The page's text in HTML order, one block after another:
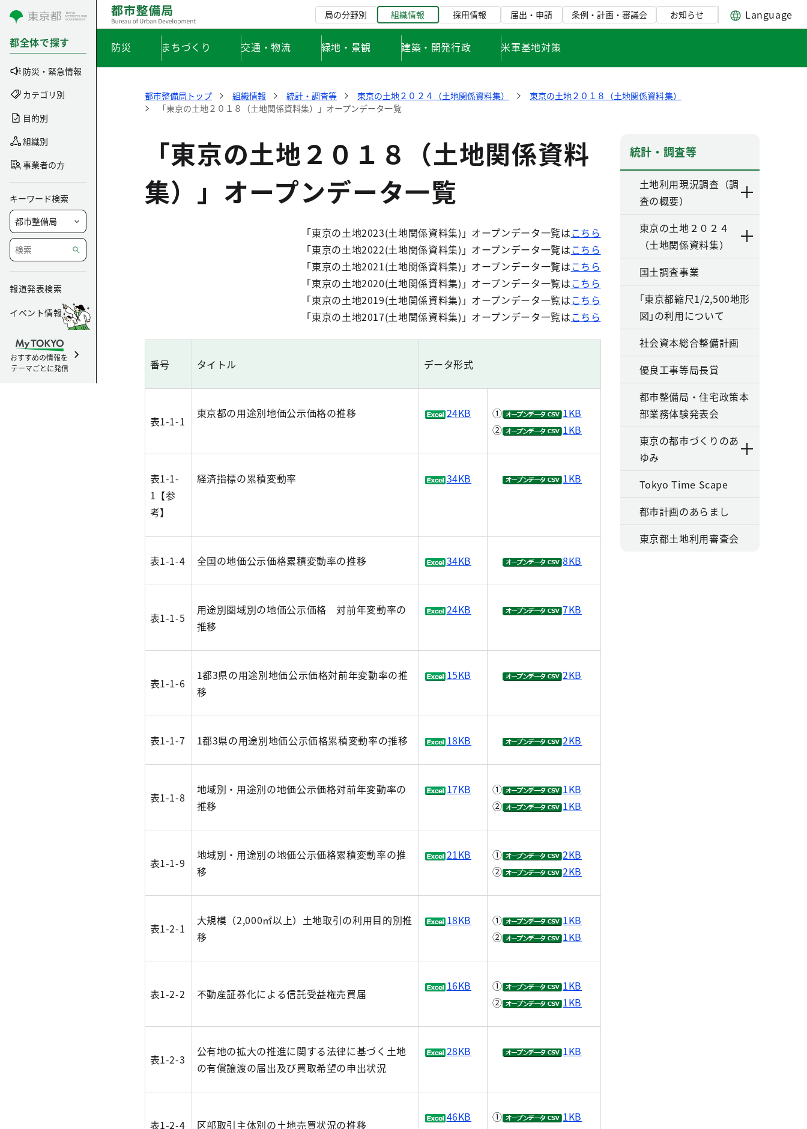
コンテンツにスキップ
都全体で探す
防災・緊急情報
カテゴリ別
目的別
組織別
事業者の方
キーワード検索
報道発表検索
イベント情報
おすすめの情報を
テーマごとに発信
局の分野別 組織情報 採用情報 届出・申請 条例・計画・審議会 お知らせ Language
防災 まちづくり 交通・物流 緑地・景観 建築・開発行政 米軍基地対策
都市整備局トップ 組織情報 統計・調査等 東京の土地２０２４（土地関係資料集）
東京の土地２０１８（土地関係資料集）
「東京の土地２０１８（土地関係資料集）」オープンデータ一覧
「東京の土地２０１８（土地関係資料
集）」オープンデータ一覧
「東京の土地2023(土地関係資料集)」オープンデータ一覧はこちら
「東京の土地2022(土地関係資料集)」オープンデータ一覧はこちら
「東京の土地2021(土地関係資料集)」オープンデータ一覧はこちら
「東京の土地2020(土地関係資料集)」オープンデータ一覧はこちら
「東京の土地2019(土地関係資料集)」オープンデータ一覧はこちら
「東京の土地2017(土地関係資料集)」オープンデータ一覧はこちら
番号 タイトル データ形式
表1-1-1
東京都の用途別地価公示価格の推移 24KB ①
1KB
②
1KB
表1-1-
1【参
考】
経済指標の累積変動率 34KB 1KB
表1-1-4 全国の地価公示価格累積変動率の推移 34KB 8KB
表1-1-5
用途別圏域別の地価公示価格 対前年変動率の
推移
24KB 7KB
表1-1-6
1都3県の用途別地価公示価格対前年変動率の推
移
15KB 2KB
表1-1-7 1都3県の用途別地価公示価格累積変動率の推移 18KB 2KB
表1-1-8
地域別・用途別の地価公示価格対前年変動率の
推移
17KB ①
1KB
②
1KB
表1-1-9
地域別・用途別の地価公示価格累積変動率の推
移
21KB ①
2KB
②
2KB
表1-2-1
大規模（2,000㎡以上）土地取引の利用目的別推
移
18KB ①
1KB
②
1KB
表1-2-2 不動産証券化による信託受益権売買届
16KB ①
1KB
②
1KB
表1-2-3
公有地の拡大の推進に関する法律に基づく土地
の有償譲渡の届出及び買取希望の申出状況
28KB 1KB
表1-2-4 区部取引主体別の土地売買状況の推移
46KB ①
1KB
統計・調査等
土地利用現況調査（調
査の概要）
東京の土地２０２４
（土地関係資料集）
国土調査事業
｢東京都縮尺1/2,500地形
図｣の利用について
社会資本総合整備計画
優良工事等局長賞
都市整備局・住宅政策本
部業務体験発表会
東京の都市づくりのあ
ゆみ
Tokyo Time Scape
都市計画のあらまし
東京都土地利用審査会